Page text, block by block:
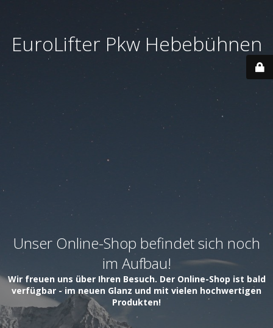
EuroLifter Pkw Hebebühnen
Unser Online-Shop befindet sich noch
im Aufbau!
Wir freuen uns über Ihren Besuch. Der Online-Shop ist bald
verfügbar - im neuen Glanz und mit vielen hochwertigen
Produkten!